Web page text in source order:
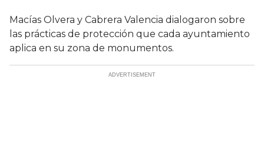
Macías Olvera y Cabrera Valencia dialogaron sobre
las prácticas de protección que cada ayuntamiento
aplica en su zona de monumentos.